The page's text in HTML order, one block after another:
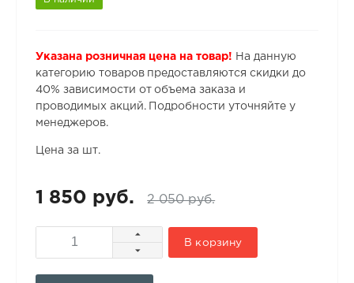
Указана розничная цена на товар! На данную
категорию товаров предоставляются скидки до
40% зависимости от объема заказа и
проводимых акций. Подробности уточняйте у
менеджеров.
Цена за шт.
1 850 руб. 2 050 руб.
В корзину